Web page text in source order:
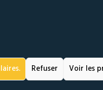
Refuser Voir les